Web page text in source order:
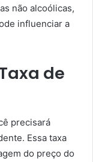
não alcoólicas,
influenciar a
de
precisará
Essa taxa
do preço do